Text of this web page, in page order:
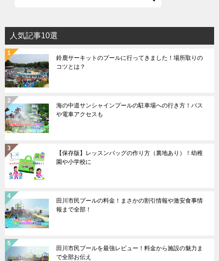
人気記事10選
鈴鹿サーキットのプールに行ってきました！場所取りの
コツとは？
海の中道サンシャインプールの駐車場への行き方！バス
や電車アクセスも
【保存版】レッスンバッグの作り方（裏地あり）！幼稚
園や小学校に
田川市民プールの料金！まさかの割引情報や激安食事情
報まで全部！
田川市民プールを最強レビュー！料金から施設の魅力ま
で全部お伝え